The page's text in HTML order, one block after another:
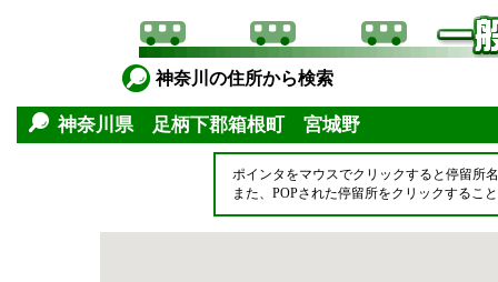
神奈川の住所から検索
神奈川県 足柄下郡箱根町 宮城野
ポインタをマウスでクリックすると停留所
また、POPされた停留所をクリックするこ